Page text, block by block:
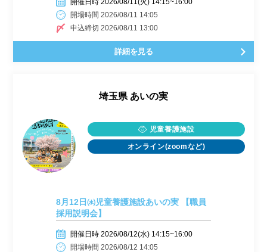
開場時間 2026/08/11 14:05
申込締切 2026/08/11 13:00
詳細を見る
埼玉県 あいの実
児童養護施設
オンライン(zoomなど)
8月12日㈬児童養護施設あいの実 【職員
採用説明会】
開催日時 2026/08/12(水) 14:15~16:00
開場時間 2026/08/12 14:05